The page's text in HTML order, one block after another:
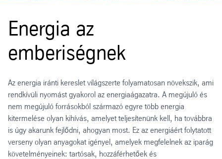
Energia az
emberiségnek
Az energia iránti kereslet világszerte folyamatosan növekszik, ami
rendkívüli nyomást gyakorol az energiaágazatra. A megújuló és
nem megújuló forrásokból származó egyre több energia
kitermelése olyan kihívás, amelyet teljesítenünk kell, ha továbbra
is úgy akarunk fejlődni, ahogyan most. Ez az energiáért folytatott
verseny olyan anyagokat igényel, amelyek megfelelnek az iparág
követelményeinek: tartósak, hozzáférhetőek és